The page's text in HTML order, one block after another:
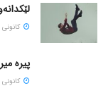
كانونی
پیره
كانونی